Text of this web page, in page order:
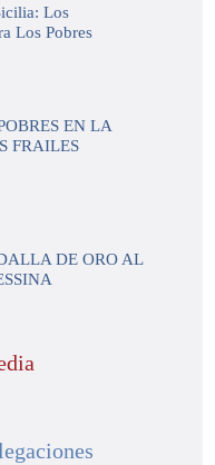
Los
Los Pobres
EN LA
FRAILES
DE ORO AL